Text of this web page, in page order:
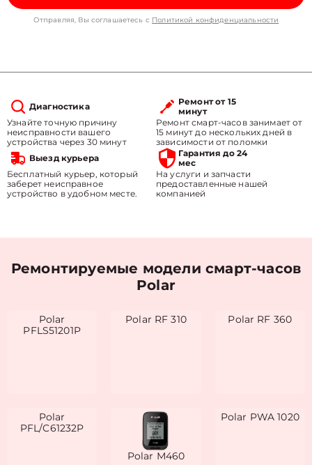
Отправляя, Вы соглашаетесь с Политикой конфиденциальности
Диагностика
Узнайте точную причину
неисправности вашего
устройства через 30 минут
Ремонт от 15
минут
Ремонт смарт-часов занимает от
15 минут до нескольких дней в
зависимости от поломки
Выезд курьера
Бесплатный курьер, который
заберет неисправное
устройство в удобном месте.
Гарантия до 24
мес
На услуги и запчасти
предоставленные нашей
компанией
Ремонтируемые модели смарт-часов
Polar
Polar
PFLS51201P
Polar RF 310 Polar RF 360
Polar
PFL/C61232P
Polar М460
Polar PWA 1020